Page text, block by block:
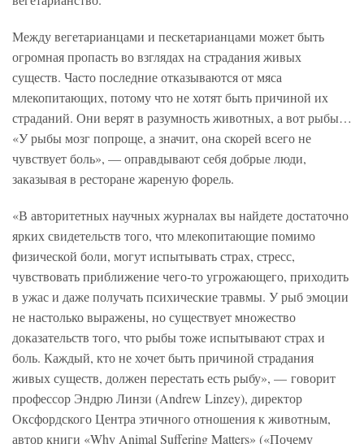
Между вегетарианцами и пескетарианцами может быть
огромная пропасть во взглядах на страдания живых
существ. Часто последние отказываются от мяса
млекопитающих, потому что не хотят быть причиной их
страданий. Они верят в разумность животных, а вот рыбы…
«У рыбы мозг попроще, а значит, она скорей всего не
чувствует боль», — оправдывают себя добрые люди,
заказывая в ресторане жареную форель.
«В авторитетных научных журналах вы найдете достаточно
ярких свидетельств того, что млекопитающие помимо
физической боли, могут испытывать страх, стресс,
чувствовать приближение чего-то угрожающего, приходить
в ужас и даже получать психические травмы. У рыб эмоции
не настолько выражены, но существует множество
доказательств того, что рыбы тоже испытывают страх и
боль. Каждый, кто не хочет быть причиной страдания
живых существ, должен перестать есть рыбу», — говорит
профессор Эндрю Линзи (Andrew Linzey), директор
Оксфордского Центра этичного отношения к животным,
автор книги «Why Animal Suffering Matters» («Почему